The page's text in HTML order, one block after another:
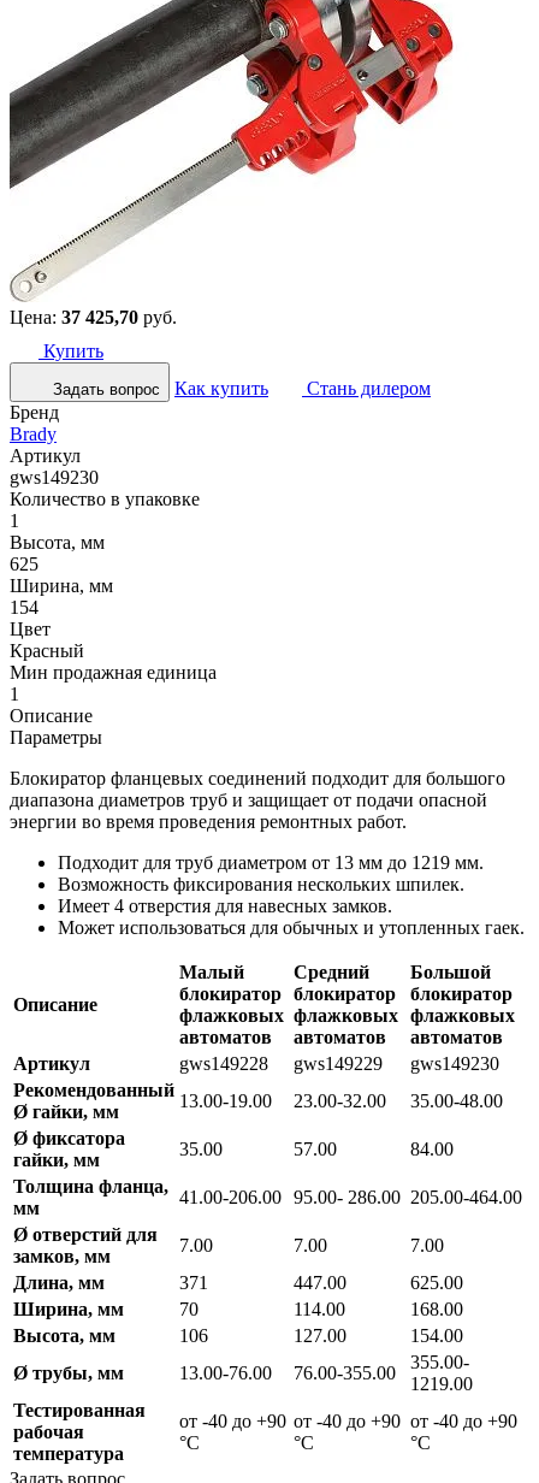
Цена: 37 425,70 руб.
Купить
Задать вопрос Как купить
Стань дилером
Бренд
Brady
Артикул
gws149230
Количество в упаковке
1
Высота, мм
625
Ширина, мм
154
Цвет
Красный
Мин продажная единица
1
Описание
Параметры
Блокиратор фланцевых соединений подходит для большого
диапазона диаметров труб и защищает от подачи опасной
энергии во время проведения ремонтных работ.
Подходит для труб диаметром от 13 мм до 1219 мм.
Возможность фиксирования нескольких шпилек.
Имеет 4 отверстия для навесных замков.
Может использоваться для обычных и утопленных гаек.
Описание
Малый
блокиратор
флажковых
автоматов
Средний
блокиратор
флажковых
автоматов
Большой
блокиратор
флажковых
автоматов
Артикул
gws149228 gws149229
gws149230
Рекомендованный
Ø гайки, мм
13.00-19.00 23.00-32.00
35.00-48.00
Ø фиксатора
гайки, мм
35.00 57.00
84.00
Толщина фланца,
мм
41.00-206.00 95.00- 286.00 205.00-464.00
Ø отверстий для
замков, мм
7.00 7.00
7.00
Длина, мм
371 447.00
625.00
Ширина, мм
70 114.00
168.00
Высота, мм
106 127.00
154.00
Ø трубы, мм
13.00-76.00 76.00-355.00
355.00-
1219.00
Тестированная
рабочая
температура
от -40 до +90
°С
от -40 до +90
°С
от -40 до +90
°С
Задать вопрос